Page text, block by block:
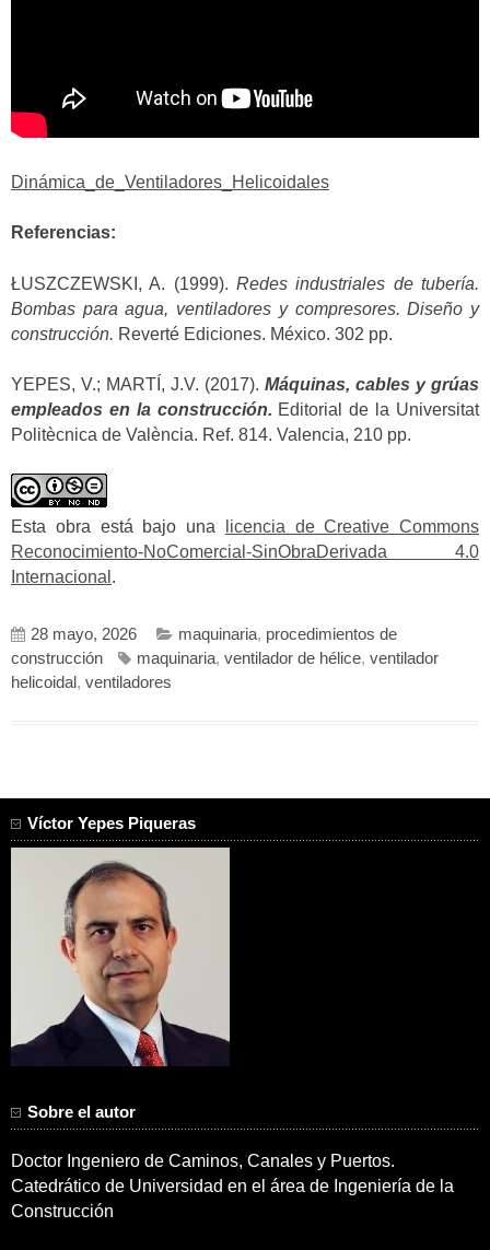
Dinámica_de_Ventiladores_Helicoidales
Referencias:
ŁUSZCZEWSKI, A. (1999). Redes industriales de tubería.
Bombas para agua, ventiladores y compresores. Diseño y
construcción. Reverté Ediciones. México. 302 pp.
YEPES, V.; MARTÍ, J.V. (2017). Máquinas, cables y grúas
empleados en la construcción. Editorial de la Universitat
Politècnica de València. Ref. 814. Valencia, 210 pp.
Esta obra está bajo una
licencia de Creative Commons
Reconocimiento-NoComercial-SinObraDerivada 4.0
Internacional .
28 mayo, 2026 maquinaria, procedimientos de
construcción
maquinaria, ventilador de hélice, ventilador
helicoidal , ventiladores
Víctor Yepes Piqueras
Sobre el autor
Doctor Ingeniero de Caminos, Canales y Puertos.
Catedrático de Universidad en el área de Ingeniería de la
Construcción